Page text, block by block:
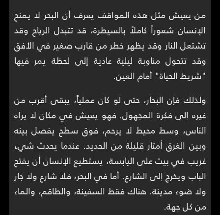
من يعيش مثل هذه المواقف يعرف أن البحر لا يمنح
الإنسان شعوراً كاملاً بالسيطرة، قد تتبدل الرياح وقد
تشتعل النار وقد يظهر خطر من قارب صغير في الأفق
وقد تتحول مناوبة ليلية عادية إلى لحظة يمر فيها
"شريط الحياة" أمام العين.
ولذلك فإن البحار، حتى لو كان عملياً، يبقى أقرب من
غيره إلى فكرة المجهول. فهو يعيش في مكان لا يراه
الناس، وسط محيط لا يرحم، فوق سطح يفصل بينه
وبين الغرق أمتار قليلة من الحديد. عندما يحدث شيء
غريب في بيت على اليابسة، يستطيع الإنسان أن يفتح
الباب ويخرج إلى الشارع. أما في البحر، فلا شارع ولا جار
ولا ضوء مدينة. هناك فقط السفينة، والطاقم، والماء
من كل جهة.